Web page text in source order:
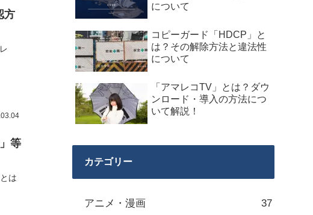
方
等
は
について
コピーガード「HDCP」と
は？その解除方法と違法性
について
「アマレコTV」とは？ダウ
ンロード・導入の方法につ
いて解説！
カテゴリー
アニメ・漫画 37